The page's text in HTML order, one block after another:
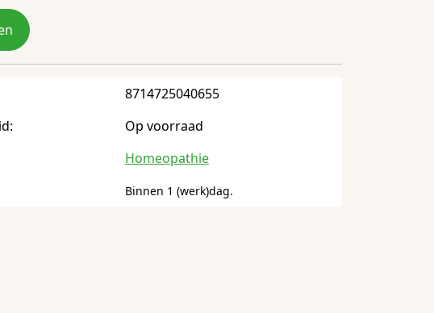
8714725040655
Op voorraad
Homeopathie
Binnen 1 (werk)dag.